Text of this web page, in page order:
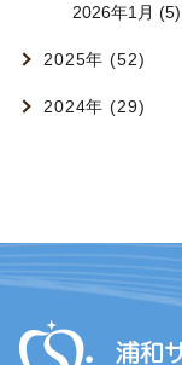
2026年1月 (5)
2025年 (52)
2024年 (29)